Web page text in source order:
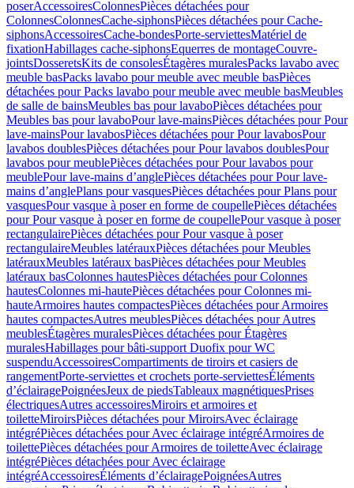
poserAccessoiresColonnesPièces détachées pour
ColonnesColonnesCache-siphonsPièces détachées pour Cache-
siphonsAccessoiresCache-bondesPorte-serviettesMatériel de
fixationHabillages cache-siphonsEquerres de montageCouvre-
jointsDosseretsKits de consolesÉtagères muralesPacks lavabo avec
meuble basPacks lavabo pour meuble avec meuble basPièces
détachées pour Packs lavabo pour meuble avec meuble basMeubles
de salle de bainsMeubles bas pour lavaboPièces détachées pour
Meubles bas pour lavaboPour lave-mainsPièces détachées pour Pour
lave-mainsPour lavabosPièces détachées pour Pour lavabosPour
lavabos doublesPièces détachées pour Pour lavabos doublesPour
lavabos pour meublePièces détachées pour Pour lavabos pour
meublePour lave-mains d’anglePièces détachées pour Pour lave-
mains d’anglePlans pour vasquesPièces détachées pour Plans pour
vasquesPour vasque à poser en forme de coupellePièces détachées
pour Pour vasque à poser en forme de coupellePour vasque à poser
rectangulairePièces détachées pour Pour vasque à poser
rectangulaireMeubles latérauxPièces détachées pour Meubles
latérauxMeubles latéraux basPièces détachées pour Meubles
latéraux basColonnes hautesPièces détachées pour Colonnes
hautesColonnes mi-hautePièces détachées pour Colonnes mi-
hauteArmoires hautes compactesPièces détachées pour Armoires
hautes compactesAutres meublesPièces détachées pour Autres
meublesÉtagères muralesPièces détachées pour Étagères
muralesHabillages pour bâti-support Duofix pour WC
suspenduAccessoiresCompartiments de tiroirs et casiers de
rangementPorte-serviettes et crochets porte-serviettesÉléments
d’éclairagePoignéesJeux de piedsTableaux magnétiquesPrises
électriquesAutres accessoiresMiroirs et armoires et
toiletteMiroirsPièces détachées pour MiroirsAvec éclairage
intégréPièces détachées pour Avec éclairage intégréArmoires de
toilettePièces détachées pour Armoires de toiletteAvec éclairage
intégréPièces détachées pour Avec éclairage
intégréAccessoiresÉléments d’éclairagePoignéesAutres